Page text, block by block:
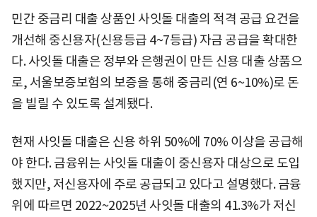
민간 중금리 대출 상품인 사잇돌 대출의 적격 공급 요건을
개선해 중신용자(신용등급 4~7등급) 자금 공급을 확대한
다. 사잇돌 대출은 정부와 은행권이 만든 신용 대출 상품으
로, 서울보증보험의 보증을 통해 중금리(연 6~10%)로 돈
을 빌릴 수 있도록 설계됐다.
현재 사잇돌 대출은 신용 하위 50%에 70% 이상을 공급해
야 한다. 금융위는 사잇돌 대출이 중신용자 대상으로 도입
했지만, 저신용자에 주로 공급되고 있다고 설명했다. 금융
위에 따르면 2022~2025년 사잇돌 대출의 41.3%가 저신